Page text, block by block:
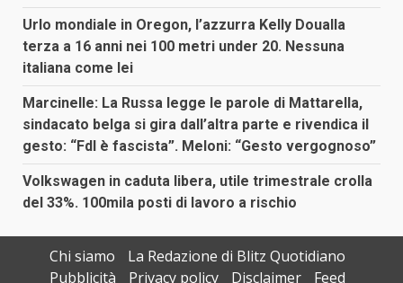
Urlo mondiale in Oregon, l’azzurra Kelly Doualla
terza a 16 anni nei 100 metri under 20. Nessuna
italiana come lei
Marcinelle: La Russa legge le parole di Mattarella,
sindacato belga si gira dall’altra parte e rivendica il
gesto: “FdI è fascista”. Meloni: “Gesto vergognoso”
Volkswagen in caduta libera, utile trimestrale crolla
del 33%. 100mila posti di lavoro a rischio
Chi siamo
La Redazione di Blitz Quotidiano
Pubblicità
Privacy policy Disclaimer Feed